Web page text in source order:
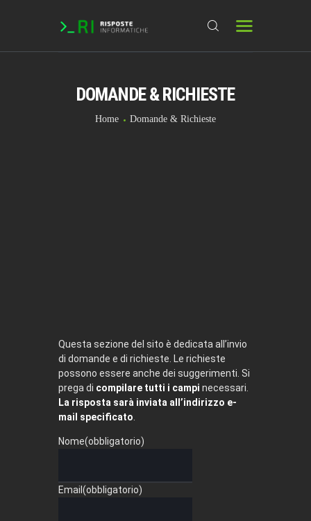
DOMANDE & RICHIESTE
Home Domande & Richieste
HOME
DOMANDE & RICHIESTE
Questa sezione del sito è dedicata all’invio
di domande e di richieste. Le richieste
possono essere anche dei suggerimenti. Si
prega di compilare tutti i campi necessari.
La risposta sarà inviata all’indirizzo e-
mail specificato
Nome(obbligatorio)
Email (obbligatorio)